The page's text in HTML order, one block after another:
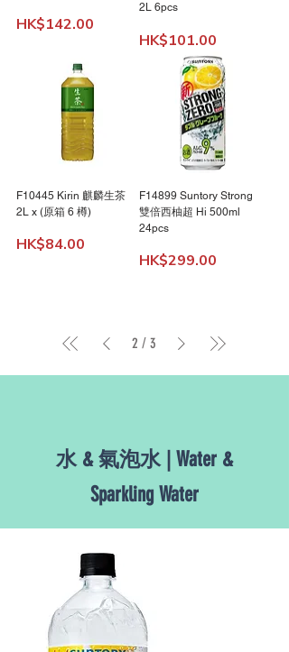
Price
HK$142.00
2L 6pcs
Price
HK$101.00
F10445 Kirin 麒麟生茶
2L x (原箱 6 樽)
Price
HK$84.00
F14899 Suntory Strong
雙倍西柚超 Hi 500ml
24pcs
Price
HK$299.00
2 / 3
水 & 氣泡水 | Water &
Sparkling Water